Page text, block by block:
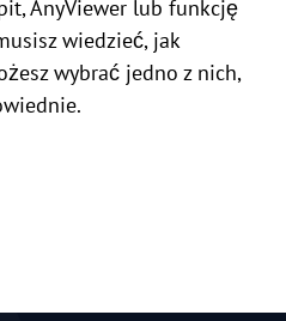
AnyViewer lub funkcję
wiedzieć, jak
wybrać jedno z nich,